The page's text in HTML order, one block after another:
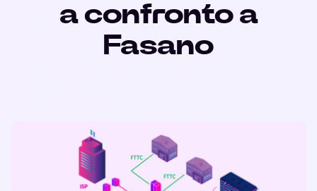
a confronto a
Fasano